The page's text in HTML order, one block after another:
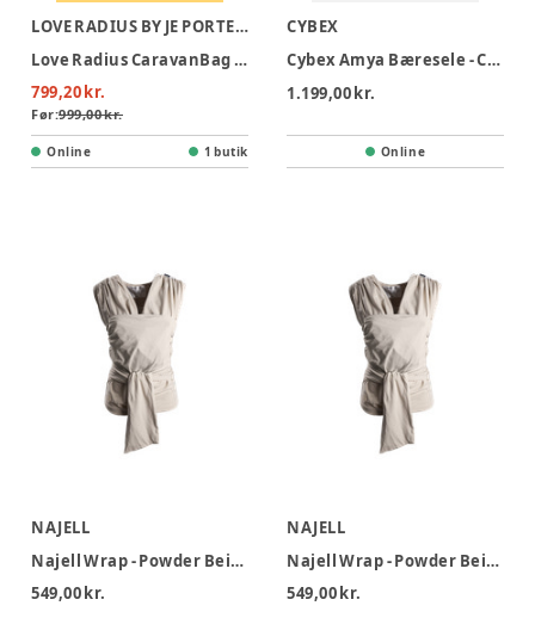
LOVE RADIUS BY JE PORTE MON BEBÉ
Love Radius CaravanBag - Grey
799,20 kr.
Før:999,00 kr.
Online 1 butik
CYBEX
Cybex Amya Bæresele - Chocolate Brown
1.199,00 kr.
Online
NAJELL
Najell Wrap - Powder Beige - S
549,00 kr.
NAJELL
Najell Wrap - Powder Beige - M
549,00 kr.